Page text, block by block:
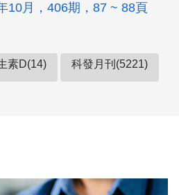
10月，406期，87 ~ 88頁
素D(14) 科發月刊(5221)